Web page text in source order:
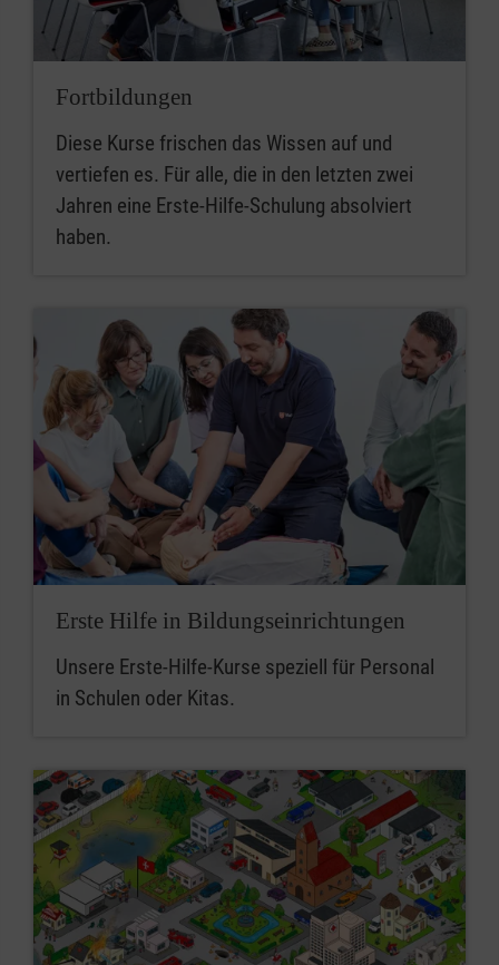
Fortbildungen
Diese Kurse frischen das Wissen auf und
vertiefen es. Für alle, die in den letzten zwei
Jahren eine Erste-Hilfe-Schulung absolviert
haben.
Erste Hilfe in Bildungseinrichtungen
Unsere Erste-Hilfe-Kurse speziell für Personal
in Schulen oder Kitas.